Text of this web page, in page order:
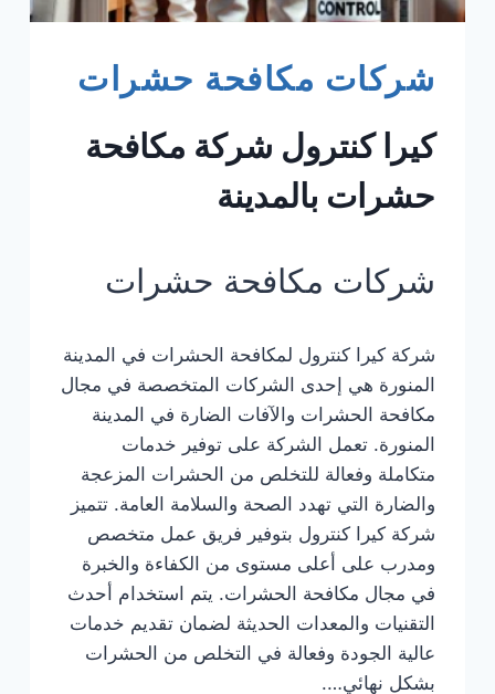
شركات مكافحة حشرات
كيرا كنترول شركة مكافحة
حشرات بالمدينة
شركات مكافحة حشرات
شركة كيرا كنترول لمكافحة الحشرات في المدينة
المنورة هي إحدى الشركات المتخصصة في مجال
مكافحة الحشرات والآفات الضارة في المدينة
المنورة. تعمل الشركة على توفير خدمات
متكاملة وفعالة للتخلص من الحشرات المزعجة
والضارة التي تهدد الصحة والسلامة العامة. تتميز
شركة كيرا كنترول بتوفير فريق عمل متخصص
ومدرب على أعلى مستوى من الكفاءة والخبرة
في مجال مكافحة الحشرات. يتم استخدام أحدث
التقنيات والمعدات الحديثة لضمان تقديم خدمات
عالية الجودة وفعالة في التخلص من الحشرات
بشكل نهائي….